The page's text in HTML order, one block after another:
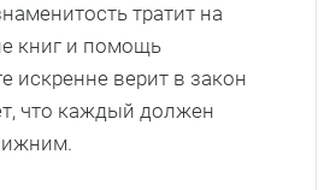
тратит на
книг и помощь
искренне верит в закон
что каждый должен